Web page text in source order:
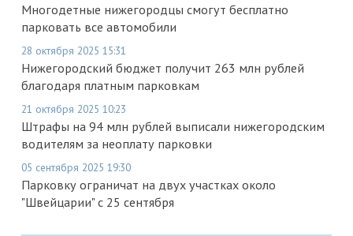
Многодетные нижегородцы смогут бесплатно
парковать все автомобили
28 октября 2025 15:31
Нижегородский бюджет получит 263 млн рублей
благодаря платным парковкам
21 октября 2025 10:23
Штрафы на 94 млн рублей выписали нижегородским
водителям за неоплату парковки
05 сентября 2025 19:30
Парковку ограничат на двух участках около
"Швейцарии" с 25 сентября